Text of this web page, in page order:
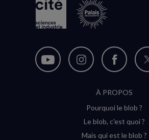
Nous
Nous
Instagram
(nouvelle
Nous
sur
Facebook
(nouvelle
À PROPOS
Pourquoi le blob ?
Le blob, c'est quoi ?
Mais qui est le blob ?